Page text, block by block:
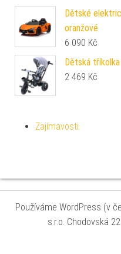
Dětské
oranžové
6 090 Kč
Dětská
2 469 Kč
Zajímavosti
Používáme WordPress (v
s.r.o. Chodovská